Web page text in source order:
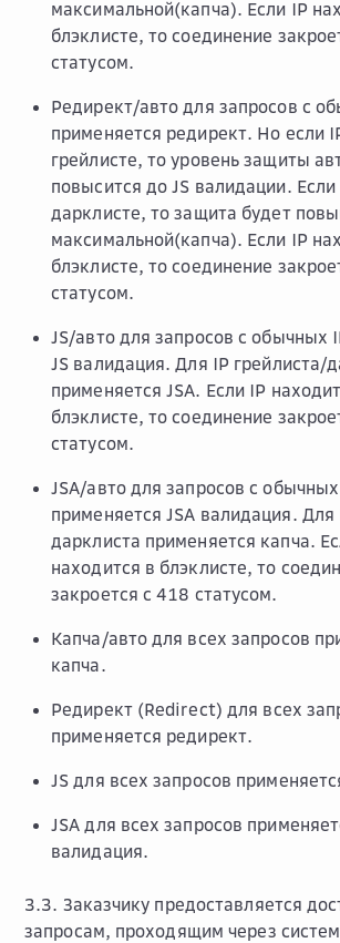
максимальной(капча). Если IP
блэклисте, то соединение
статусом.
Редирект/авто для запросов с
применяется редирект. Но если
грейлисте, то уровень защиты
повысится до JS валидации.
дарклисте, то защита будет
максимальной(капча). Если IP
блэклисте, то соединение
статусом.
JS/авто для запросов с обычных
JS валидация. Для IP грейлиста/
применяется JSA. Если IP
блэклисте, то соединение
статусом.
JSA/авто для запросов с
применяется JSA валидация. Для
дарклиста применяется капча.
находится в блэклисте, то
закроется с 418 статусом.
Капча/авто для всех запросов
капча.
Редирект (Redirect) для всех
применяется редирект.
JS для всех запросов
JSA для всех запросов
валидация.
3.3. Заказчику предоставляется
запросам, проходящим через